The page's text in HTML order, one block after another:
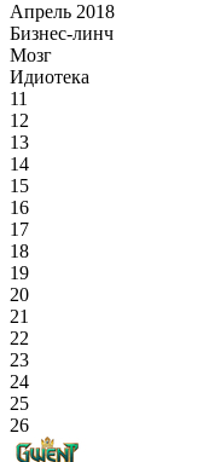
Апрель 2018
Бизнес-линч
Мозг
Идиотека
11
12
13
14
15
16
17
18
19
20
21
22
23
24
25
26